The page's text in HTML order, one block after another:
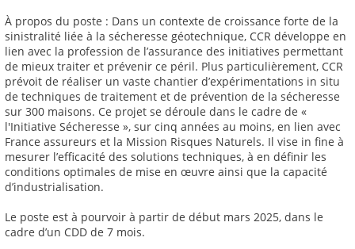
À propos du poste : Dans un contexte de croissance forte de la
sinistralité liée à la sécheresse géotechnique, CCR développe en
lien avec la profession de l’assurance des initiatives permettant
de mieux traiter et prévenir ce péril. Plus particulièrement, CCR
prévoit de réaliser un vaste chantier d’expérimentations in situ
de techniques de traitement et de prévention de la sécheresse
sur 300 maisons. Ce projet se déroule dans le cadre de «
l'Initiative Sécheresse », sur cinq années au moins, en lien avec
France assureurs et la Mission Risques Naturels. Il vise in fine à
mesurer l’efficacité des solutions techniques, à en définir les
conditions optimales de mise en œuvre ainsi que la capacité
d’industrialisation.
Le poste est à pourvoir à partir de début mars 2025, dans le
cadre d’un CDD de 7 mois.